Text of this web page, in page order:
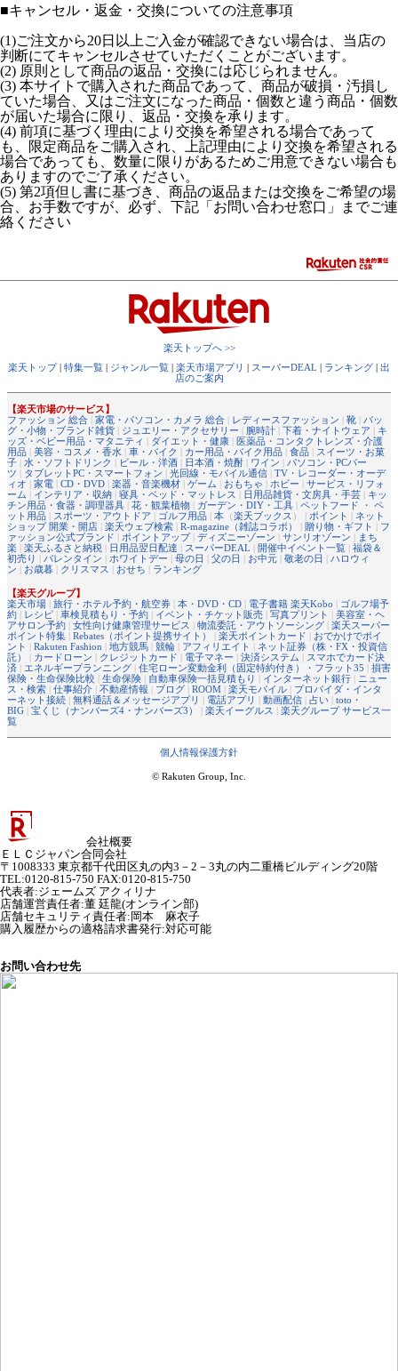
■キャンセル・返金・交換についての注意事項
(1)ご注文から20日以上ご入金が確認できない場合は、当店の
判断にてキャンセルさせていただくことがございます。
(2) 原則として商品の返品・交換には応じられません。
(3) 本サイトで購入された商品であって、商品が破損・汚損し
ていた場合、又はご注文になった商品・個数と違う商品・個数
が届いた場合に限り、返品・交換を承ります。
(4) 前項に基づく理由により交換を希望される場合であって
も、限定商品をご購入され、上記理由により交換を希望される
場合であっても、数量に限りがあるためご用意できない場合も
ありますのでご了承ください。
(5) 第2項但し書に基づき、商品の返品または交換をご希望の場
合、お手数ですが、必ず、下記「お問い合わせ窓口」までご連
絡ください
楽天トップへ >>
楽天トップ| 特集一覧 | ジャンル一覧 | 楽天市場アプリ | スーパーDEAL | ランキング | 出
店のご案内
【楽天市場のサービス】
ファッション 総合 | 家電・パソコン・カメラ 総合 | レディースファッション | 靴 | バッ
グ・小物・ブランド雑貨 | ジュエリー・アクセサリー | 腕時計 | 下着・ナイトウェア | キ
ッズ・ベビー用品・マタニティ | ダイエット・健康 | 医薬品・コンタクトレンズ・介護
用品 | 美容・コスメ・香水 | 車・バイク | カー用品・バイク用品 | 食品 | スイーツ・お菓
子 | 水・ソフトドリンク | ビール・洋酒 | 日本酒・焼酎 | ワイン | パソコン・PCパー
ツ | タブレットPC・スマートフォン | 光回線・モバイル通信 | TV・レコーダー・オーデ
ィオ | 家電 | CD・DVD | 楽器・音楽機材 | ゲーム | おもちゃ | ホビー | サービス・リフォ
ーム | インテリア・収納 | 寝具・ベッド・マットレス | 日用品雑貨・文房具・手芸 | キッ
チン用品・食器・調理器具 | 花・観葉植物 | ガーデン・DIY・工具 | ペットフード ・ ペ
ット用品 | スポーツ・アウトドア | ゴルフ用品 | 本 （楽天ブックス ） | ポイント | ネット
ショップ 開業・開店 | 楽天ウェブ検索 | R-magazine（雑誌コラボ） | 贈り物・ギフト | フ
ァッション公式ブランド | ポイントアップ| ディズニーゾーン | サンリオゾーン | まち
楽 | 楽天ふるさと納税 | 日用品翌日配達 | スーパーDEAL | 開催中イベント一覧 | 福袋＆
初売り | バレンタイン | ホワイトデー | 母の日 | 父の日 | お中元 | 敬老の日 | ハロウィ
ン | お歳暮 | クリスマス | おせち | ランキング
【楽天グループ】
楽天市場 | 旅行・ホテル予約・航空券 | 本・DVD・CD | 電子書籍 楽天Kobo | ゴルフ場予
約 | レシピ | 車検見積もり・予約 | イベント・チケット販売 | 写真プリント | 美容室・ヘ
アサロン予約 | 女性向け健康管理サービス | 物流委託・アウトソーシング | 楽天スーパー
ポイント特集 | Rebates（ポイント提携サイト） | 楽天ポイントカード | おでかけでポイ
ント | Rakuten Fashion | 地方競馬 | 競輪 | アフィリエイト | ネット証券（株・FX・投資信
託）
| カードローン | クレジットカード | 電子マネー | 決済システム | スマホでカード決
済 | エネルギープランニング | 住宅ローン変動金利（固定特約付き）・フラット35 | 損害
保険・生命保険比較 | 生命保険 | 自動車保険一括見積もり | インターネット銀行 | ニュー
ス・検索 | 仕事紹介 | 不動産情報 | ブログ | ROOM | 楽天モバイル | プロバイダ・インタ
ーネット接続 | 無料通話＆メッセージアプリ | 電話アプリ | 動画配信 | 占い | toto・
BIG | 宝くじ（ナンバーズ4・ナンバーズ3） | 楽天イーグルス | 楽天グループ サービス一
覧
個人情報保護方針
© Rakuten Group, Inc.
会社概要
ＥＬＣジャパン合同会社
〒1008333 東京都千代田区丸の内3－2－3丸の内二重橋ビルディング20階
TEL:0120-815-750 FAX:0120-815-750
代表者:ジェームズ アクィリナ
店舗運営責任者:董 廷龍(オンライン部)
店舗セキュリティ責任者: 岡本 麻衣子
購入履歴からの適格請求書発行:対応可能
お問い合わせ先